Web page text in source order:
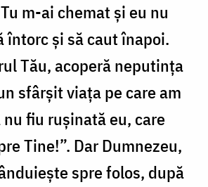
m-ai chemat și eu nu
întorc și să caut înapoi.
Tău, acoperă neputința
sfârșit viața pe care am
fiu rușinată eu, care
Tine!”. Dar Dumnezeu,
spre folos, după